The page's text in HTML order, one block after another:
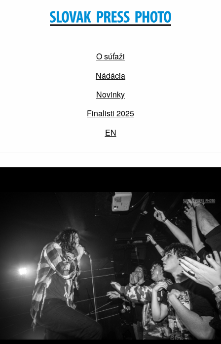
O súťaži
Nádácia
Novinky
Finalisti 2025
EN